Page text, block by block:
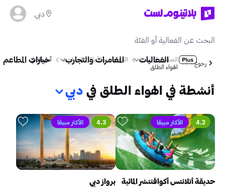
دبي
الفعاليات المغامرات والتجارب خيارات المطاعم رجوع
الصفحة الرئيسية الفعاليات والأماكن السياحية
أنشطة في
الهواء الطلق
أنشطة في الهواء الطلق في دبي
4.2 الأكثر مبيعًا
حديقة أتلانتس أكوافنتشر المائية
4.3 الأكثر مبيعًا
برواز دبي